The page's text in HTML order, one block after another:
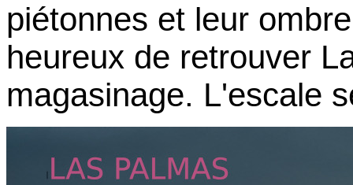
piétonnes et leur
heureux de retrouver
magasinage. L'escale